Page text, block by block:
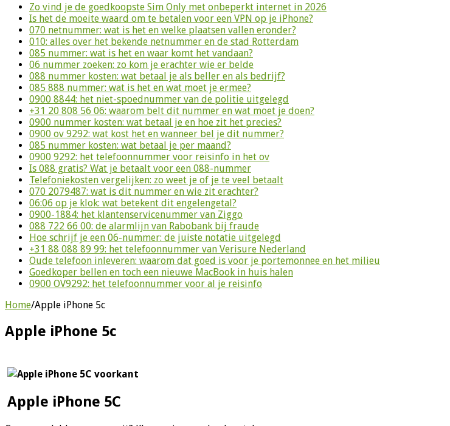
Zo vind je de goedkoopste Sim Only met onbeperkt internet in 2026
Is het de moeite waard om te betalen voor een VPN op je iPhone?
070 netnummer: wat is het en welke plaatsen vallen eronder?
010: alles over het bekende netnummer en de stad Rotterdam
085 nummer: wat is het en waar komt het vandaan?
06 nummer zoeken: zo kom je erachter wie er belde
088 nummer kosten: wat betaal je als beller en als bedrijf?
085 888 nummer: wat is het en wat moet je ermee?
0900 8844: het niet-spoednummer van de politie uitgelegd
+31 20 808 56 06: waarom belt dit nummer en wat moet je doen?
0900 nummer kosten: wat betaal je en hoe zit het precies?
0900 ov 9292: wat kost het en wanneer bel je dit nummer?
085 nummer kosten: wat betaal je per maand?
0900 9292: het telefoonnummer voor reisinfo in het ov
Is 088 gratis? Wat je betaalt voor een 088-nummer
Telefoniekosten vergelijken: zo weet je of je te veel betaalt
070 2079487: wat is dit nummer en wie zit erachter?
06:06 op je klok: wat betekent dit engelengetal?
0900-1884: het klantenservicenummer van Ziggo
088 722 66 00: de alarmlijn van Rabobank bij fraude
Hoe schrijf je een 06-nummer: de juiste notatie uitgelegd
+31 88 088 89 99: het telefoonnummer van Verisure Nederland
Oude telefoon inleveren: waarom dat goed is voor je portemonnee en het milieu
Goedkoper bellen en toch een nieuwe MacBook in huis halen
0900 OV9292: het telefoonnummer voor al je reisinfo
Home/Apple iPhone 5c
Apple iPhone 5c
Apple iPhone 5C